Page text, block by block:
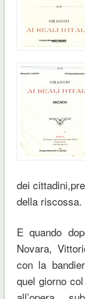
dei
della riscossa.
E quando
Novara,
con la
quel giorno